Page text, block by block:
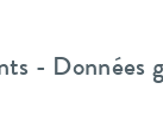
- Données